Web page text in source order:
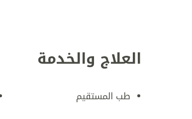
العلاج والخدمة
طب المستقيم